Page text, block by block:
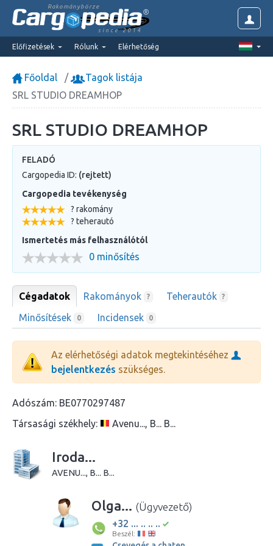
Rakománybörze
since 2014
Előfizetések Rólunk Elérhetőség
Főoldal
Tagok listája
SRL STUDIO DREAMHOP
SRL STUDIO DREAMHOP
FELADÓ
Cargopedia ID: (rejtett)
Cargopedia tevékenység
? rakomány
? teherautó
Ismertetés más felhasználótól
0 minősítés
Cégadatok Rakományok ? Teherautók ?
Minősítések 0 Incidensek 0
Az elérhetőségi adatok megtekintéséhez
bejelentkezés szükséges.
Adószám: BE0770297487
Társasági székhely:
Avenu..., B... B...
Iroda...
AVENU..., B... B...
Olga... (Ügyvezető)
+32 ... .. .. ..
Beszél: